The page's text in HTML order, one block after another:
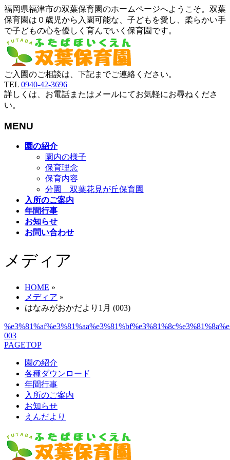
福岡県福津市の双葉保育園のホームページへようこそ。双葉
保育園は０歳児から入園可能な、子どもを愛し、柔らかい手
で子どもの心を優しく育んでいく保育園です。
ご入園のご相談は、下記までご連絡ください。
TEL 0940-42-3696
詳しくは、お電話またはメールにてお気軽にお尋ねくださ
い。
MENU
園の紹介
園内の様子
保育理念
保育内容
分園 双葉花見が丘保育園
入所のご案内
年間行事
お知らせ
お問い合わせ
メディア
HOME »
メディア »
はなみがおかだより1月 (003)
003
PAGETOP
園の紹介
各種ダウンロード
年間行事
入所のご案内
お知らせ
えんだより